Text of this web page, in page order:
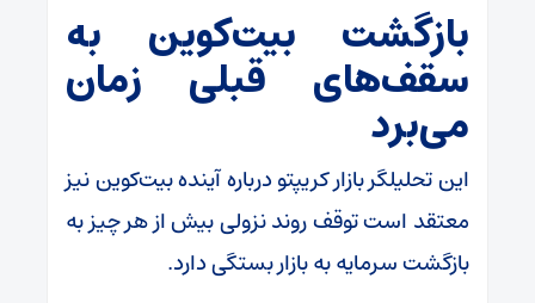
بازگشت بیت‌کوین به
سقف‌های قبلی زمان
می‌برد
این تحلیلگر بازار کریپتو درباره آینده بیت‌کوین نیز
معتقد است توقف روند نزولی بیش از هر چیز به
بازگشت سرمایه به بازار بستگی دارد.